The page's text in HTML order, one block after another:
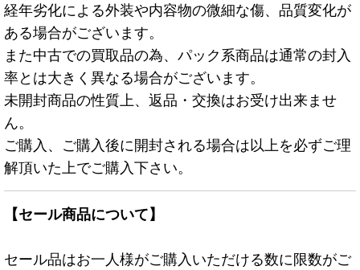
経年劣化による外装や内容物の微細な傷、品質変化が
ある場合がございます。
また中古での買取品の為、パック系商品は通常の封入
率とは大きく異なる場合がございます。
未開封商品の性質上、返品・交換はお受け出来ませ
ん。
ご購入、ご購入後に開封される場合は以上を必ずご理
解頂いた上でご購入下さい。
【セール商品について】
セール品はお一人様がご購入いただける数に限数がご